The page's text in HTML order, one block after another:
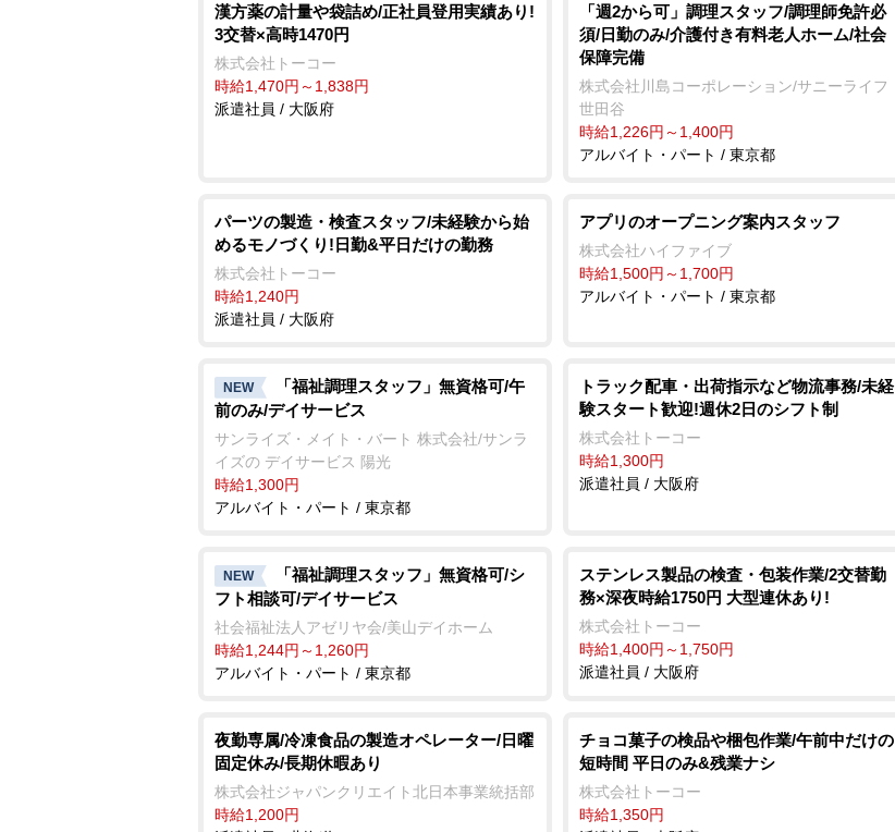
漢方薬の計量や袋詰め/正社員登用実績あり!
3交替×高時1470円
株式会社トーコー
時給1,470円～1,838円
派遣社員 / 大阪府
「週2から可」調理スタッフ/調理師免許必
須/日勤のみ/介護付き有料老人ホーム/社会
保障完備
株式会社川島コーポレーション/サニーライフ
世田谷
時給1,226円～1,400円
アルバイト・パート / 東京都
パーツの製造・検査スタッフ/未経験から始
めるモノづくり!日勤&平日だけの勤務
株式会社トーコー
時給1,240円
派遣社員 / 大阪府
アプリのオープニング案内スタッフ
株式会社ハイファイブ
時給1,500円～1,700円
アルバイト・パート / 東京都
NEW
「福祉調理スタッフ」無資格可/午
前のみ/デイサービス
サンライズ・メイト・バート 株式会社/サンラ
イズの デイサービス 陽光
時給1,300円
アルバイト・パート / 東京都
トラック配車・出荷指示など物流事務/未経
験スタート歓迎!週休2日のシフト制
株式会社トーコー
時給1,300円
派遣社員 / 大阪府
NEW
「福祉調理スタッフ」無資格可/シ
フト相談可/デイサービス
社会福祉法人アゼリヤ会/美山デイホーム
時給1,244円～1,260円
アルバイト・パート / 東京都
ステンレス製品の検査・包装作業/2交替勤
務×深夜時給1750円 大型連休あり!
株式会社トーコー
時給1,400円～1,750円
派遣社員 / 大阪府
夜勤専属/冷凍食品の製造オペレーター/日曜
固定休み/長期休暇あり
株式会社ジャパンクリエイト北日本事業統括部
時給1,200円
チョコ菓子の検品や梱包作業/午前中だけの
短時間 平日のみ&残業ナシ
株式会社トーコー
時給1,350円